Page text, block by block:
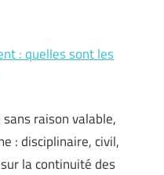
: quelles sont les
raison valable,
: disciplinaire, civil,
la continuité des